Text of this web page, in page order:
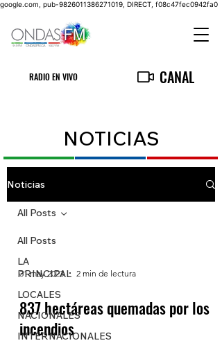
google.com, pub-9826011386271019, DIRECT, f08c47fec0942fa0
RADIO EN VIVO CANAL
NOTICIAS
Noticias
All Posts
LA
PRINCIPAL
LOCALES
NACIONALES
INTERNACIONALES
All Posts
31 may 2023 2 min de lectura
837 hectáreas quemadas por los
incendios